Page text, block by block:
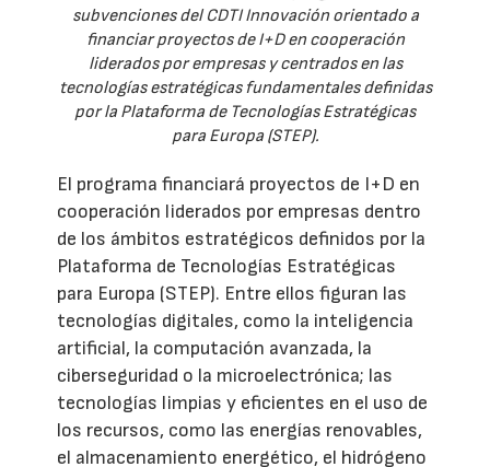
subvenciones del CDTI Innovación orientado a
financiar proyectos de I+D en cooperación
liderados por empresas y centrados en las
tecnologías estratégicas fundamentales definidas
por la Plataforma de Tecnologías Estratégicas
para Europa (STEP).
El programa financiará proyectos de I+D en
cooperación liderados por empresas dentro
de los ámbitos estratégicos definidos por la
Plataforma de Tecnologías Estratégicas
para Europa (STEP). Entre ellos figuran las
tecnologías digitales, como la inteligencia
artificial, la computación avanzada, la
ciberseguridad o la microelectrónica; las
tecnologías limpias y eficientes en el uso de
los recursos, como las energías renovables,
el almacenamiento energético, el hidrógeno